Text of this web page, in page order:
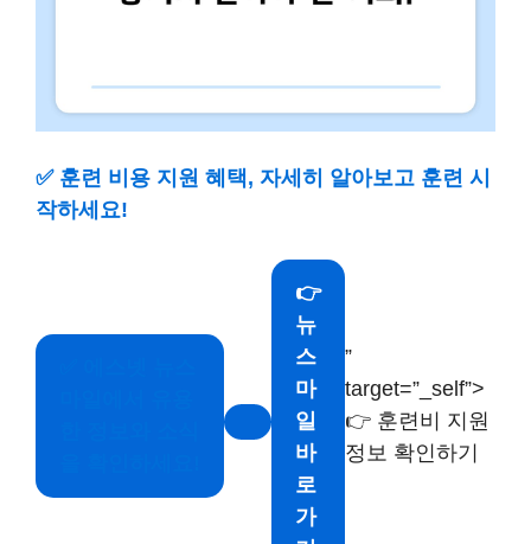
✅ 훈련 비용 지원 혜택, 자세히 알아보고 훈련 시
작하세요!
👉
뉴
스
마
일
바
로
가
”
target=”_self”>
👉 훈련비 지원
정보 확인하기